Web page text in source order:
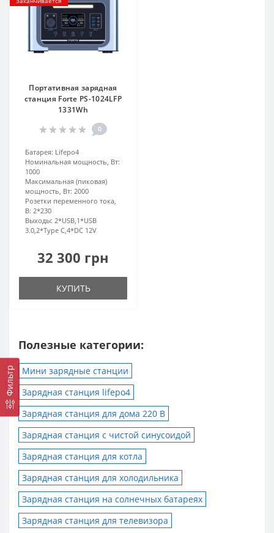
Фильтр
Портативная зарядная
станция Forte PS-1024LFP
1331Wh
0
Батарея: Lifepo4
Номинальная мощность, Вт:
1000
Максимальная (пиковая)
мощность, Вт: 2000
Розетки переменного тока,
В: 2*230
Выходы: 2*USB,1*USB
3.0,2*Type C,4*DC 12V
32 300 грн
КУПИТЬ
Полезные категории:
Мини зарядные станции
Зарядная станция lifepo4
Зарядная станция для дома 220 В
Зарядная станция с чистой синусоидой
Зарядная станция для котла
Зарядная станция для холодильника
Зарядная станция на солнечных батареях
Зарядная станция для телевизора